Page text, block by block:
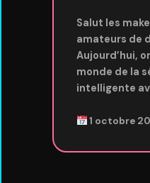
Salut les
amateurs de
Aujourd’hui,
monde de la
intelligente
1 octobre